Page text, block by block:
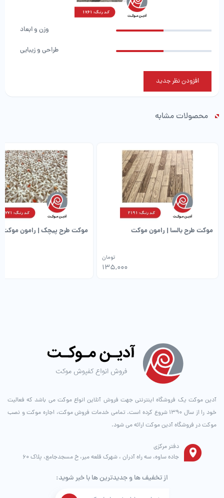
وزن و ابعاد
طراحی و زیبایی
افزودن نظر جدید
محصولات مشابه
موکت طرح بالسا | رامون موکت
135,000
تومان
موکت طرح پیچک | رامون موکت
آدین موکت یک فروشگاه اینترنتی جهت فروش آنلاین انواع موکت می باشد که فعالیت
خود را از سال ۱۳۹۰ شروع کرده است. تمامی خدمات فروش موکت، اجاره موکت و نصب
موکت در فروشگاه آدین موکت ارائه می شود.
دفتر مرکزی
جاده ساوه، سه راه آدران ، شهرک قلعه میر، خ مسجدجامع، پلاک 60
از تخفیف ها و جدیدترین ها با خبر شوید: